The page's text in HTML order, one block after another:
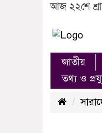
আজ ২২শে
জাতীয়
তথ্য ও